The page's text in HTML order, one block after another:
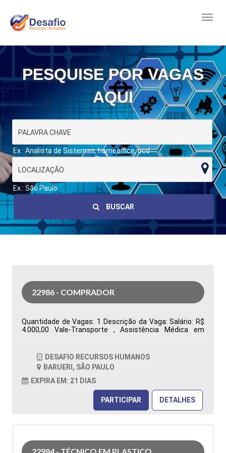
PESQUISE POR VAGAS
AQUI
Ex.: Analista de Sistemas, homeoffice, pcd
Ex.: São Paulo
BUSCAR
22986 - COMPRADOR
Quantidade de Vagas: 1 Descrição da Vaga: Salário: R$
4.000,00 Vale-Transporte , Assistência Médica em
feira, das 07h00 às 16h48. Ensino Superior completo ou
cursando Administração ou áreas correlatas
Conhecimento no sistema Totvs/Datasul Tipo de
contratação: CLT Cidade: Barueri, SP, Brasil Área de
Atuação: Compras Período: Formação Acadêmica:
Características Comportamentais:
DESAFIO RECURSOS HUMANOS
BARUERI, SÃO PAULO
EXPIRA EM: 21 DIAS
PARTICIPAR DETALHES